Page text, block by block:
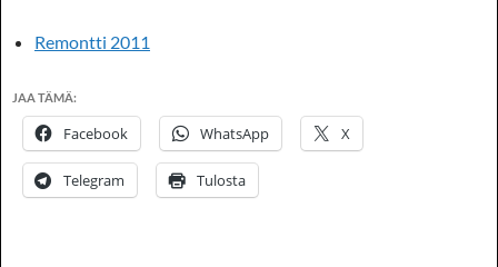
Remontti 2011
JAA TÄMÄ:
Facebook WhatsApp X
Telegram Tulosta